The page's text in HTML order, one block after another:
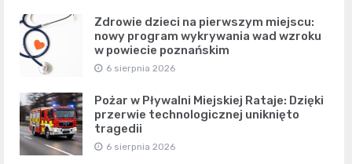
Zdrowie dzieci na pierwszym miejscu:
nowy program wykrywania wad wzroku
w powiecie poznańskim
6 sierpnia 2026
Pożar w Pływalni Miejskiej Rataje: Dzięki
przerwie technologicznej uniknięto
tragedii
6 sierpnia 2026